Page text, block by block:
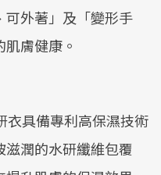
可外著」及「變形手
膚健康。
衣具備專利高保濕技術
潤的水研纖維包覆